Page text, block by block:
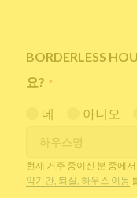
BORDERLESS
요? *
네 아니오
현재 거주 중이신 분 중에
약기간, 퇴실, 하우스 이동